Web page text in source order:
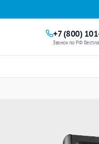
+7 (800)
Звонок по РФ